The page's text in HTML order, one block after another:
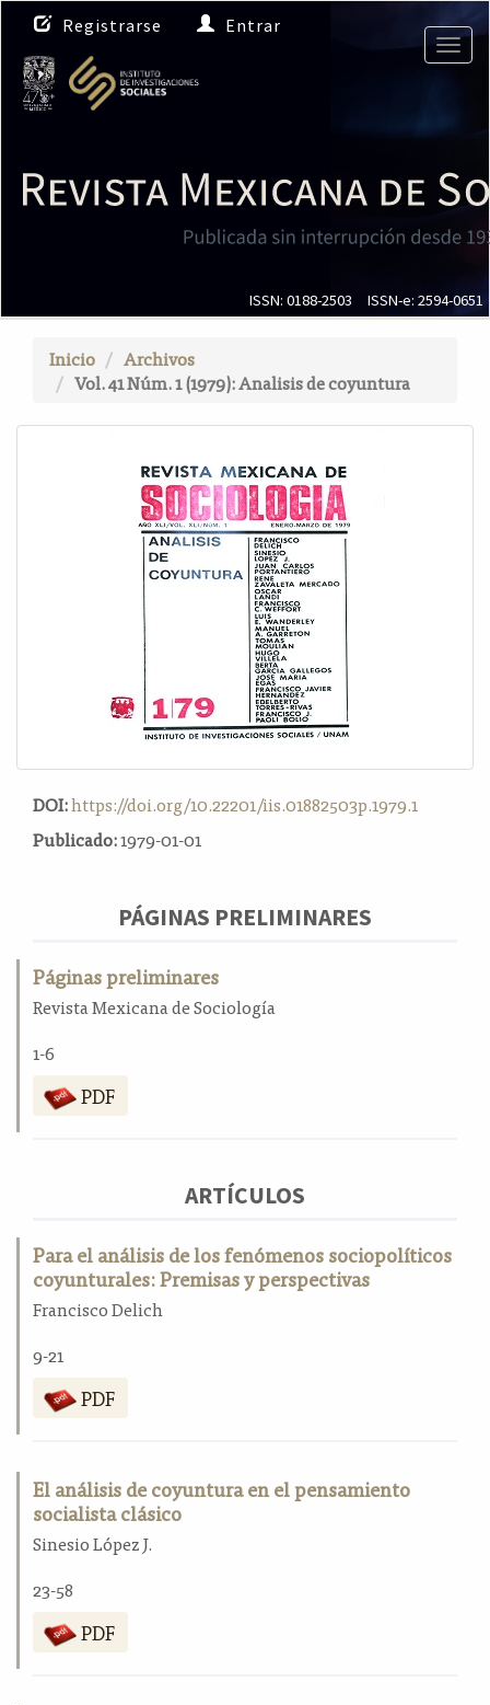
N
a
v
e
g
i
ó
n
c
a
i
p
a
r
a
l
a
e
Registrarse Entrar
ISSN: 0188-2503 ISSN-e: 2594-0651
Inicio
Archivos
Vol. 41 Núm. 1 (1979): Analisis de coyuntura
DOI:https://doi.org/10.22201/iis.01882503p.1979.1
Publicado:1979-01-01
PÁGINAS PRELIMINARES
Páginas preliminares
Revista Mexicana de Sociología
1-6
PDF
ARTÍCULOS
Para el análisis de los fenómenos sociopolíticos
coyunturales: Premisas y perspectivas
Francisco Delich
9-21
PDF
El análisis de coyuntura en el pensamiento
socialista clásico
Sinesio López J.
23-58
PDF